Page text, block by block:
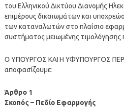
του Ελληνικού Δικτύου Διανομής
επιμέρους δικαιωμάτων και
των καταναλωτών στο πλαίσιο
συστήματος μειωμένης τιμολόγησης
Ο ΥΠΟΥΡΓΟΣ ΚΑΙ Η ΥΦΥΠΟΥΡΓΟΣ
αποφασίζουμε:
Άρθρο 1
Σκοπός – Πεδίο Εφαρμογής